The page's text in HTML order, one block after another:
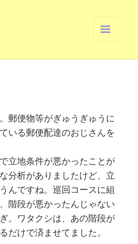
ーとウ
郵便物等がぎゅうぎゅうに
いる郵便配達のおじさんを
立地条件が悪かったことが
分析がありましたけど、立
んですね。巡回コースに組
階段が悪かったんじゃない
。ワタクシは、あの階段が
だけで済ませてました。